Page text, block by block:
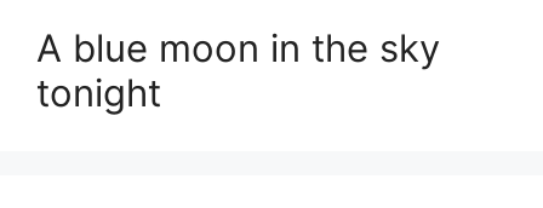
A blue moon in the sky
tonight